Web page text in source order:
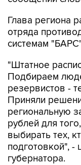
Глава региона
отряда
системам
"Штатное
Подбираем
резервистов -
Приняли
региональную
рублей для
выбирать тех,
подготовкой", -
губернатора.